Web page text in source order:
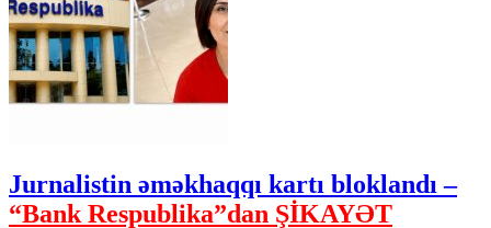
Jurnalistin əməkhaqqı kartı bloklandı –
“Bank Respublika”dan ŞİKAYƏT